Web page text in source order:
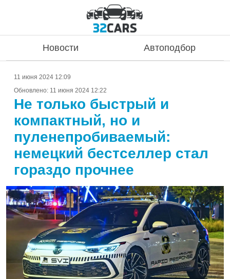
Новости Автоподбор
11 июня 2024 12:09
Обновлено: 11 июня 2024 12:22
Не только быстрый и
компактный, но и
пуленепробиваемый:
немецкий бестселлер стал
гораздо прочнее